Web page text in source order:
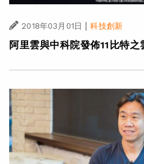
2018年03月01日 | 科技創新
阿里雲與中科院發佈11比特